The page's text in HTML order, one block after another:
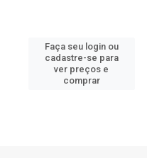
Faça seu login ou
cadastre-se para
ver preços e
comprar